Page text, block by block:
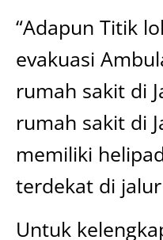
“Adapun Titik
evakuasi
rumah sakit di
rumah sakit di
memiliki
terdekat di
Untuk